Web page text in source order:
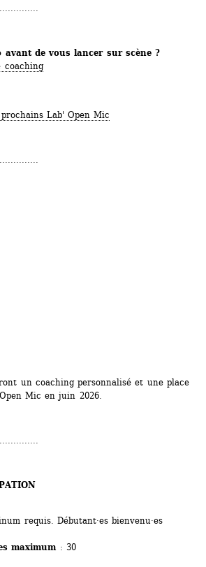
avant de vous lancer sur scène ?
coaching
Lab' Open Mic
un coaching personnalisé et une place
Mic en juin 2026.
requis. Débutant·es bienvenu·es
maximum: 30